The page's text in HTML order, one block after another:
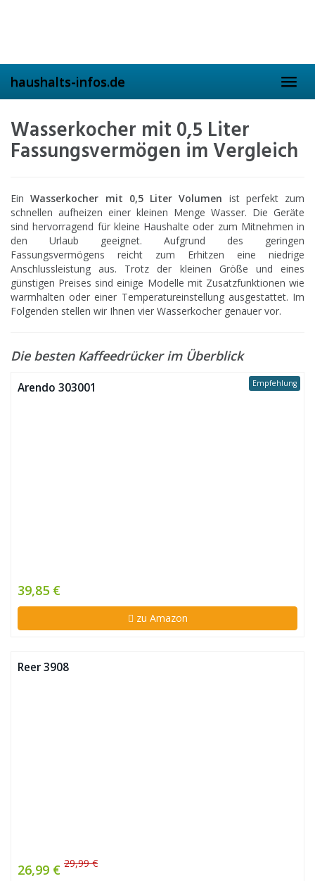
haushalts-infos.de
Wasserkocher mit 0,5 Liter
Fassungsvermögen im Vergleich
EinWasserkocher mit 0,5 Liter Volumen ist perfekt zum
schnellen aufheizen einer kleinen Menge Wasser. Die Geräte
sind hervorragend für kleine Haushalte oder zum Mitnehmen in
den Urlaub geeignet. Aufgrund des geringen
Fassungsvermögens reicht zum Erhitzen eine niedrige
Anschlussleistung aus. Trotz der kleinen Größe und eines
günstigen Preises sind einige Modelle mit Zusatzfunktionen wie
warmhalten oder einer Temperatureinstellung ausgestattet. Im
Folgenden stellen wir Ihnen vier Wasserkocher genauer vor.
Die besten Kaffeedrücker im Überblick
Empfehlung
Arendo 303001
39,85 €
zu Amazon
Reer 3908
26,99 € 29,99 €